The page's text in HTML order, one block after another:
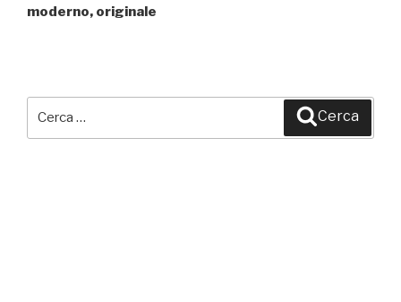
moderno, originale
Cerca